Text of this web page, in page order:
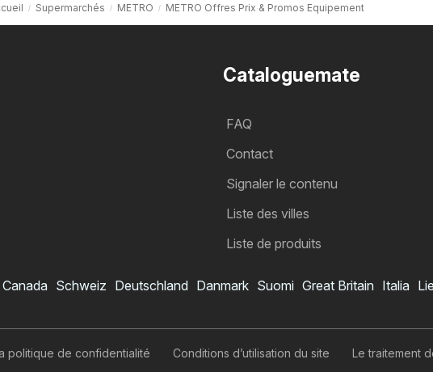
Catalogue METRO
Je veux m’abonner au catalogue
Supermarchés METRO METRO Offres Prix & Promos Equipement
Cataloguemate
FAQ
Contact
Signaler le contenu
Liste des villes
Liste de produits
Canada Schweiz Deutschland Danmark Suomi Great Britain Italia
politique de confidentialité Conditions d’utilisation du site Le traitement